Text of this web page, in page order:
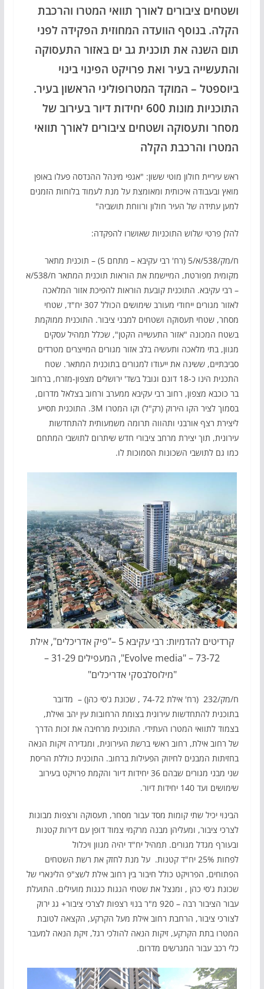
ושטחים ציבורים לאורך תוואי המטרו והרכבת
הקלה. בנוסף הוועדה המחוזית הפקידה לפני
תום השנה את תוכנית גב ים באזור התעסוקה
והתעשייה בעיר ואת פרויקט הפינוי בינוי
ביוספטל – המוקד המטרופוליני הראשון בעיר.
התוכניות מונות 600 יחידות דיור בעירוב של
מסחר ותעסוקה ושטחים ציבורים לאורך תוואי
המטרו והרכבת הקלה
ראש עיריית חולון מוטי ששון: "אגפי מינהל ההנדסה פעלו באופן
מואץ ובעבודה איכותית ומאומצת על מנת לעמוד בלוחות הזמנים
למען עתידה של העיר חולון ורווחת תושביה"
להלן פרטי שלוש התוכניות שאושרו להפקדה:
ח/מק/538/א/5 (רח' רבי עקיבא – מתחם 5) – תוכנית מתאר
מקומית מפורטת, המיישמת את הוראות תוכנית המתאר ח/538/א
– רבי עקיבא. התוכנית קובעת הוראות להפיכת אזור המלאכה
לאזור מגורים ייחודי מעורב שימושים הכולל 307 יח"ד, שטחי
מסחר, שטחי תעסוקה ושטחים למבני ציבור. התוכנית ממוקמת
בשטח המכונה "אזור התעשייה הקטן", שכלל תמהיל עסקים
מגוון, בתי מלאכה ותעשיה בלב אזור מגורים המייצרים מטרדים
סביבתיים, ששינה את ייעודו למגורים בתוכנית המתאר. שטח
התכנית הינו כ-18 דונם וגובל בשד' ירושלים מצפון-מזרח, ברחוב
בר כוכבא מצפון, רחוב רבי עקיבא ממערב ורחוב בצלאל מדרום,
בסמוך לציר הקו הירוק (רק"ל) וקו המטרו 3M. התוכנית תסייע
ליצירת רצף אורבני ותהווה תרומה משמעותית להתחדשות
עירונית, תוך יצירת מרחב ציבורי חדש שיתרום לתושבי המתחם
כמו גם לתושבי השכונות הסמוכות לו.
קרדיטים להדמיות: רבי עקיבא 5 –"פיק אדריכלים", אילת
73-72 – "Evolve media", המעפילים 31-29 –
"מילוסלבסקי אדריכלים"
ח/מק/232 (רח' אילת 74-72 , שכונת ג'סי כהן) – מדובר
בתוכנית להתחדשות עירונית בצומת הרחובות עין יהב ואילת,
בצמוד לתוואי המטרו העתידי. התוכנית מרחיבה את זכות הדרך
של רחוב אילת, רחוב ראשי ברשת העירונית, ומגדירה זיקות הנאה
בחזיתות המבנים לחיזוק הפעילות ברחוב. התוכנית כוללת הריסת
שני מבני מגורים שבהם 36 יחידות דיור והקמת פרויקט בעירוב
שימושים ועד 140 יחידות דיור.
הבינוי יכיל שתי קומות מסד עבור מסחר, תעסוקה ורצפות מבונות
לצרכי ציבור, ומעליהן מבנה מרקמי צמוד דופן עם דירות קטנות
ובעורף מגדל מגורים. תמהיל יח"ד יהיה מגוון ויכלול
לפחות 25% יח"ד קטנות. על מנת לחזק את רשת השטחים
הפתוחים, הפרויקט כולל חיבור בין רחוב אילת לשצ"פ הלינארי של
שכונת ג'סי כהן , ומנצל את שטחי הגגות כגגות מועילים. התועלת
עבור הציבור רבה – 920 מ"ר בנוי רצפות לצרכי ציבור+ גג ירוק
לצורכי ציבור, הרחבת רחוב אילת מעל הקרקע, הקצאה לטובת
המטרו בתת הקרקע, זיקות הנאה להולכי רגל, זיקת הנאה למעבר
כלי רכב עבור המגרשים מדרום.